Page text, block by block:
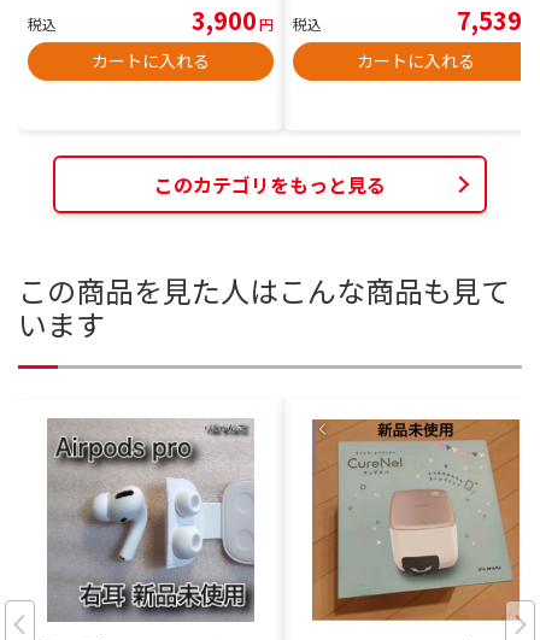
税込 3,900円
カートに入れる
税込 7,539
カートに入れる
このカテゴリをもっと見る
この商品を見た人はこんな商品も見て
います